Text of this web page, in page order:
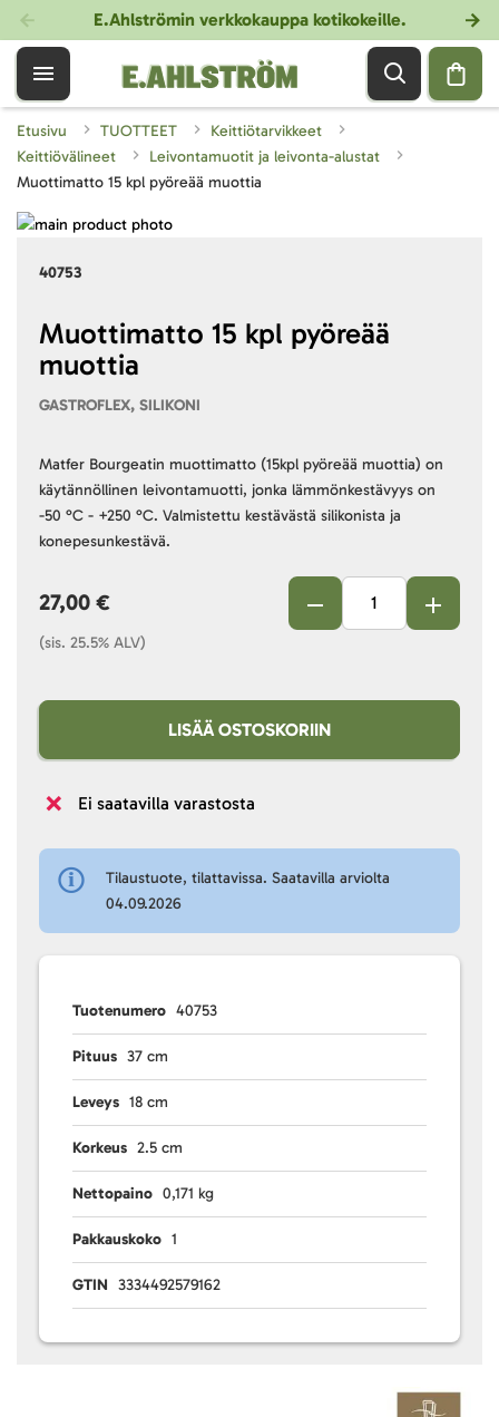
E.Ahlströmin verkkokauppa kotikokeille.
Etusivu TUOTTEET
Keittiötarvikkeet
Keittiövälineet
Leivontamuotit ja leivonta-alustat
Muottimatto 15 kpl pyöreää muottia
40753
Muottimatto 15 kpl pyöreää
muottia
GASTROFLEX, SILIKONI
Matfer Bourgeatin muottimatto (15kpl pyöreää muottia) on
käytännöllinen leivontamuotti, jonka lämmönkestävyys on
-50 °C - +250 °C. Valmistettu kestävästä silikonista ja
konepesunkestävä.
27,00 €
(sis. 25.5% ALV)
LISÄÄ OSTOSKORIIN
Ei saatavilla varastosta
Tilaustuote, tilattavissa. Saatavilla arviolta
04.09.2026
Tuotenumero 40753
Pituus 37 cm
Leveys 18 cm
Korkeus 2.5 cm
Nettopaino 0,171 kg
Pakkauskoko 1
GTIN 3334492579162
Skip
images
gallery
beginning
images